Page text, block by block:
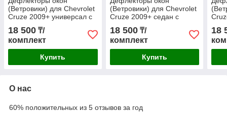
(Ветровики) для Chevrolet
Cruze 2009+ универсал с
молдингом
18 500 ₸/
комплект
Купить
(Ветровики) для Chevrolet
Cruze 2009+ седан с
молдингом
18 500₸/
комплект
Купить
18
О нас
60% положительных из 5 отзывов за год